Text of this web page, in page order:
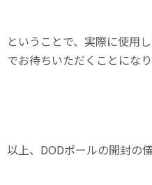
ということで、実際に使用
でお待ちいただくことにな
以上、DODポールの開封の